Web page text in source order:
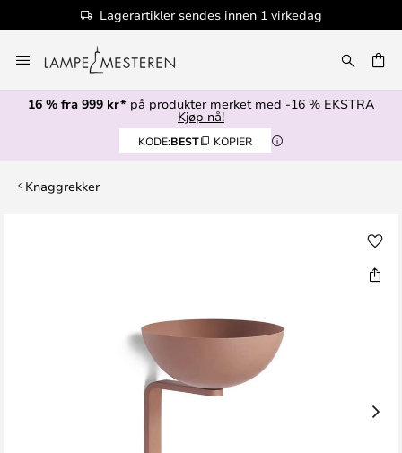
Lagerartikler sendes innen 1 virkedag
til
innhold
16 % fra 999 kr* på produkter merket med -16 % EKSTRA
Kjøp nå!
KODE:BEST KOPIER
Knaggrekker